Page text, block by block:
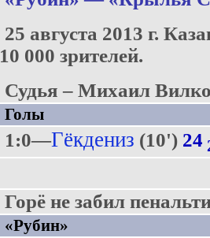
25 августа 2013 г.
10 000 зрителей.
Судья – Михаил
Голы
1:0—Гёкдениз (10') 24
Горё не забил
«Рубин»